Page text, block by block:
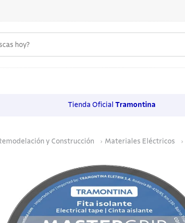
Tienda Oficial Tramontina
y Construcción Materiales Eléctricos